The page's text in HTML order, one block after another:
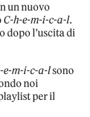
un nuovo
C-h-e-m-i-c-a-l.
dopo l’uscita di
e-m-i-c-a-lsono
noi
per il